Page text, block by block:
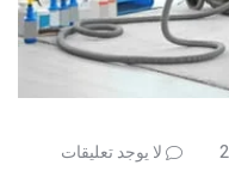
لا يوجد تعليقات